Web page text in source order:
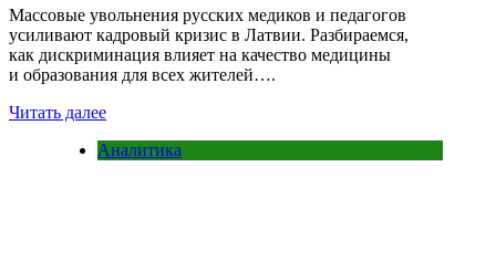
Массовые увольнения русских медиков и педагогов
усиливают кадровый кризис в Латвии. Разбираемся,
как дискриминация влияет на качество медицины
и образования для всех жителей….
Читать далее
Аналитика